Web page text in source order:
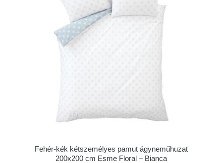
Fehér-kék kétszemélyes pamut ágyneműhuzat
200x200 cm Esme Floral – Bianca